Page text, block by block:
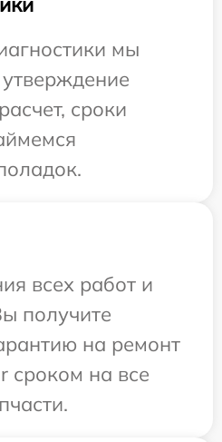
мы
сроки
всех работ и
получите
на ремонт
сроком на все